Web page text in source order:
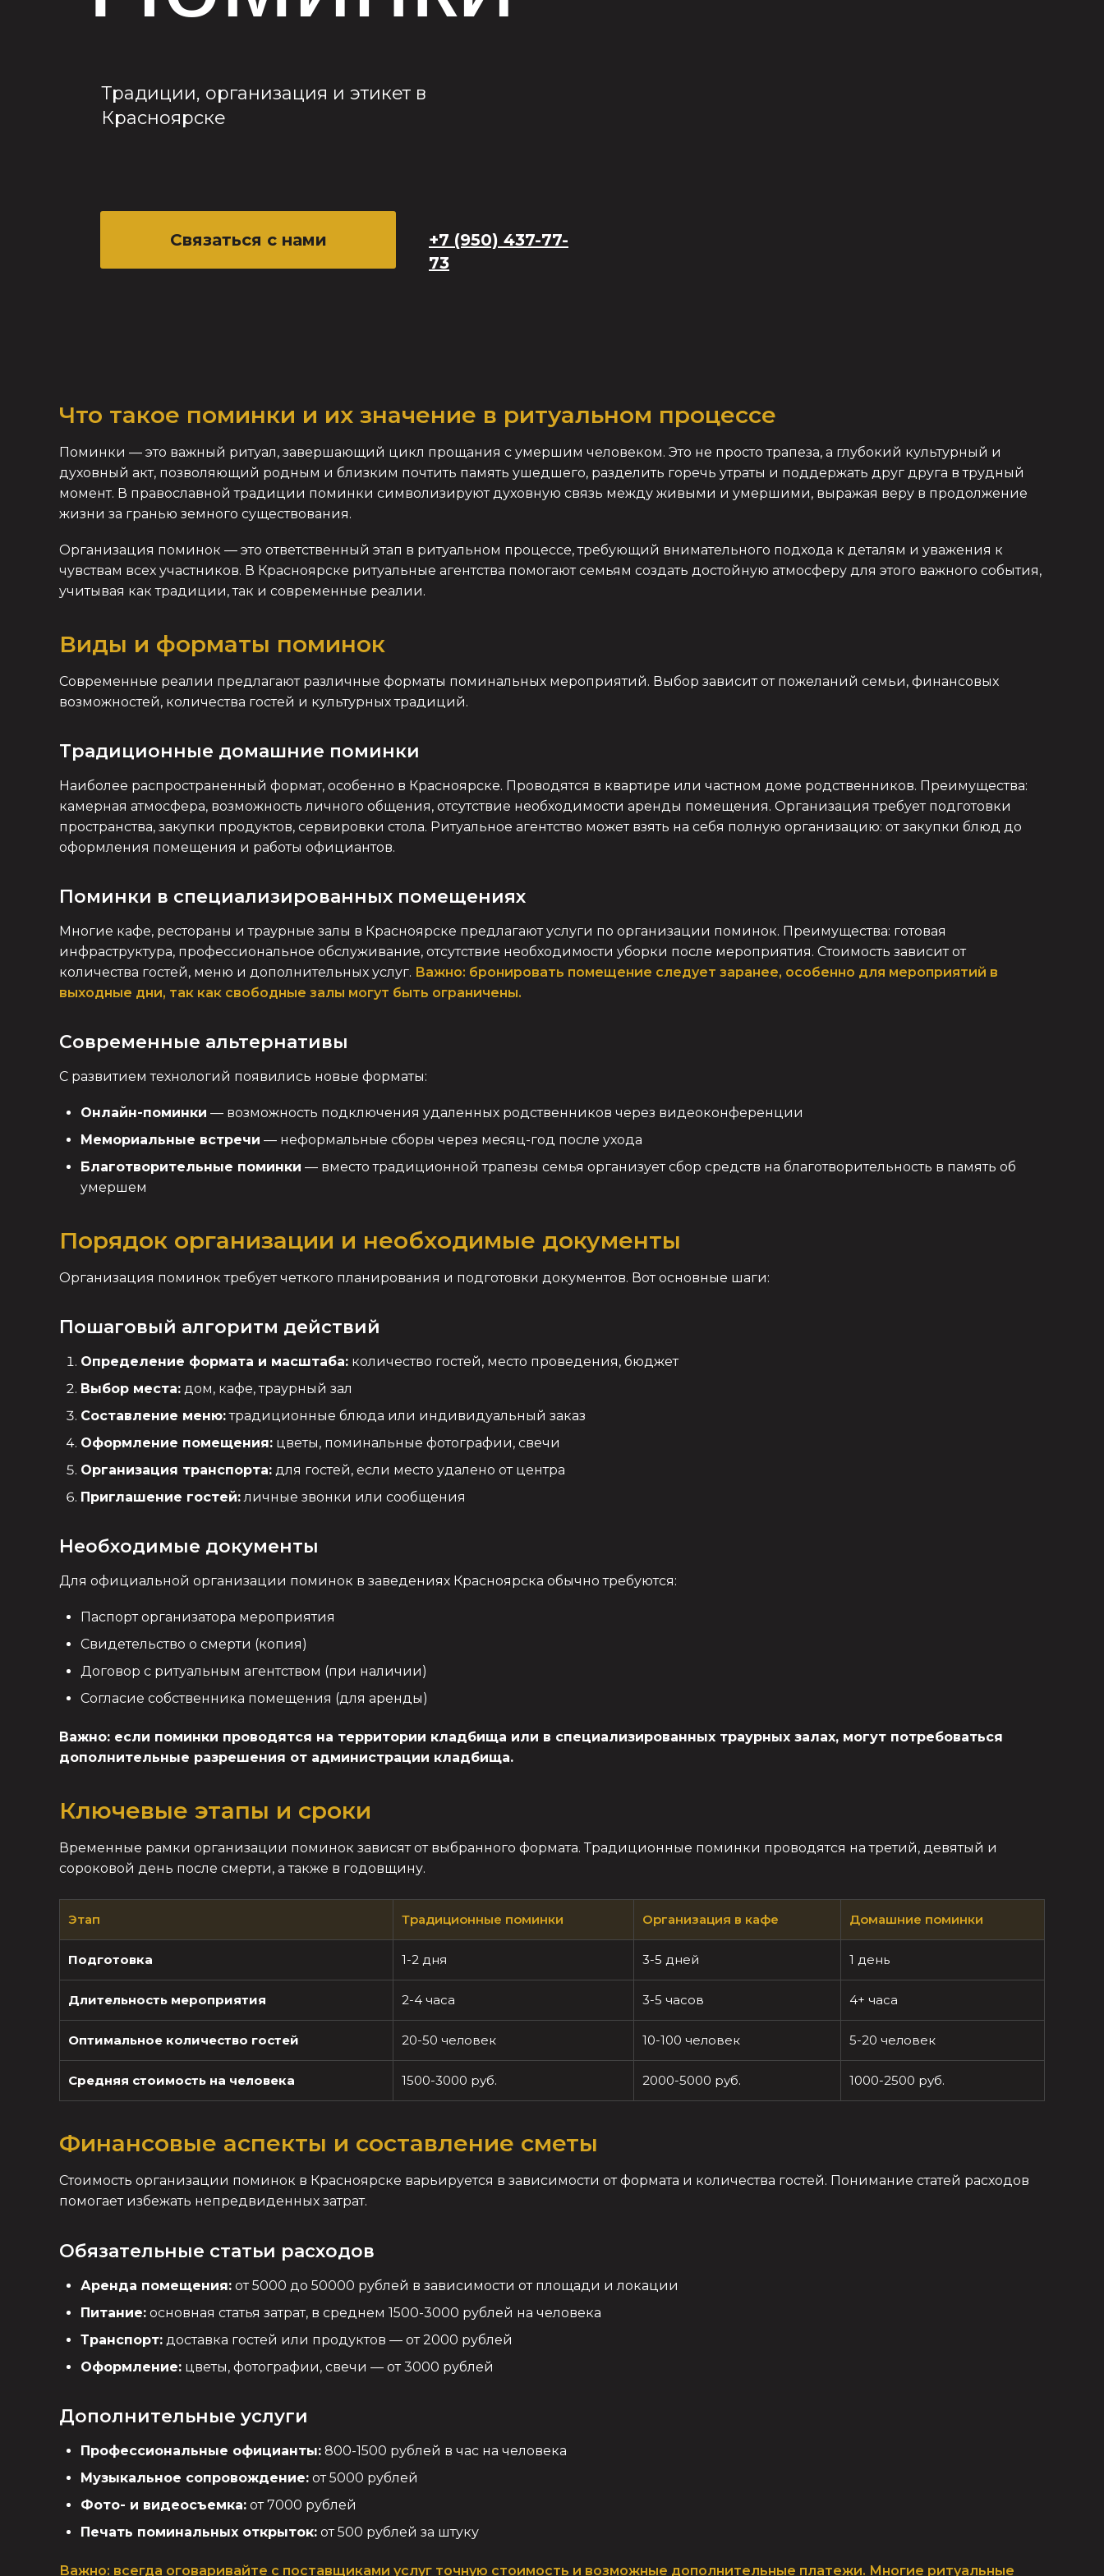
Традиции, организация и этикет в
Красноярске
Связаться с нами
+7 (950) 437-77-
73
Что такое поминки и их значение в ритуальном процессе
Поминки — это важный ритуал, завершающий цикл прощания с умершим человеком. Это не просто трапеза, а глубокий культурный и
духовный акт, позволяющий родным и близким почтить память ушедшего, разделить горечь утраты и поддержать друг друга в трудный
момент. В православной традиции поминки символизируют духовную связь между живыми и умершими, выражая веру в продолжение
жизни за гранью земного существования.
Организация поминок — это ответственный этап в ритуальном процессе, требующий внимательного подхода к деталям и уважения к
чувствам всех участников. В Красноярске ритуальные агентства помогают семьям создать достойную атмосферу для этого важного события,
учитывая как традиции, так и современные реалии.
Виды и форматы поминок
Современные реалии предлагают различные форматы поминальных мероприятий. Выбор зависит от пожеланий семьи, финансовых
возможностей, количества гостей и культурных традиций.
Традиционные домашние поминки
Наиболее распространенный формат, особенно в Красноярске. Проводятся в квартире или частном доме родственников. Преимущества:
камерная атмосфера, возможность личного общения, отсутствие необходимости аренды помещения. Организация требует подготовки
пространства, закупки продуктов, сервировки стола. Ритуальное агентство может взять на себя полную организацию: от закупки блюд до
оформления помещения и работы официантов.
Поминки в специализированных помещениях
Многие кафе, рестораны и траурные залы в Красноярске предлагают услуги по организации поминок. Преимущества: готовая
инфраструктура, профессиональное обслуживание, отсутствие необходимости уборки после мероприятия. Стоимость зависит от
количества гостей, меню и дополнительных услуг. Важно: бронировать помещение следует заранее, особенно для мероприятий в
выходные дни, так как свободные залы могут быть ограничены.
Современные альтернативы
С развитием технологий появились новые форматы:
Онлайн-поминки — возможность подключения удаленных родственников через видеоконференции
Мемориальные встречи — неформальные сборы через месяц-год после ухода
Благотворительные поминки — вместо традиционной трапезы семья организует сбор средств на благотворительность в память об
умершем
Порядок организации и необходимые документы
Организация поминок требует четкого планирования и подготовки документов. Вот основные шаги:
Пошаговый алгоритм действий
Определение формата и масштаба:количество гостей, место проведения, бюджет
Выбор места:дом, кафе, траурный зал
Составление меню:традиционные блюда или индивидуальный заказ
Оформление помещения:цветы, поминальные фотографии, свечи
Организация транспорта:для гостей, если место удалено от центра
Приглашение гостей:личные звонки или сообщения
Необходимые документы
Для официальной организации поминок в заведениях Красноярска обычно требуются:
Паспорт организатора мероприятия
Свидетельство о смерти (копия)
Договор с ритуальным агентством (при наличии)
Согласие собственника помещения (для аренды)
Важно: если поминки проводятся на территории кладбища или в специализированных траурных залах, могут потребоваться
дополнительные разрешения от администрации кладбища.
Ключевые этапы и сроки
Временные рамки организации поминок зависят от выбранного формата. Традиционные поминки проводятся на третий, девятый и
сороковой день после смерти, а также в годовщину.
Этап Традиционные поминки Организация в кафе Домашние поминки
Подготовка 1-2 дня 3-5 дней 1 день
Длительность мероприятия 2-4 часа 3-5 часов 4+ часа
Оптимальное количество гостей 20-50 человек 10-100 человек 5-20 человек
Средняя стоимость на человека 1500-3000 руб. 2000-5000 руб. 1000-2500 руб.
Финансовые аспекты и составление сметы
Стоимость организации поминок в Красноярске варьируется в зависимости от формата и количества гостей. Понимание статей расходов
помогает избежать непредвиденных затрат.
Обязательные статьи расходов
Аренда помещения:от 5000 до 50000 рублей в зависимости от площади и локации
Питание:основная статья затрат, в среднем 1500-3000 рублей на человека
Транспорт:доставка гостей или продуктов — от 2000 рублей
Оформление:цветы, фотографии, свечи — от 3000 рублей
Дополнительные услуги
Профессиональные официанты:800-1500 рублей в час на человека
Музыкальное сопровождение:от 5000 рублей
Фото- и видеосъемка:от 7000 рублей
Печать поминальных открыток:от 500 рублей за штуку
Важно: всегда оговаривайте с поставщиками услуг точную стоимость и возможные дополнительные платежи. Многие ритуальные